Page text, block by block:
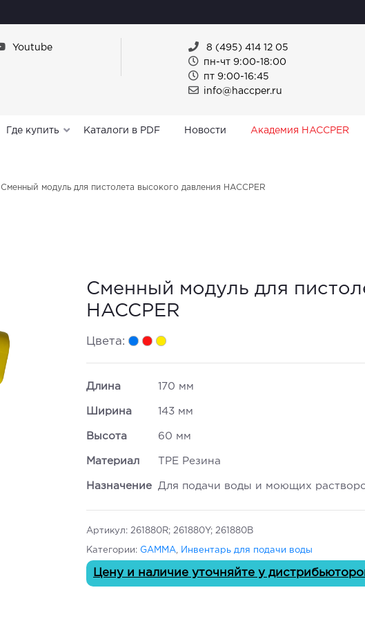
Youtube
8 (495) 414 12 05
пн-чт 9:00-18:00
пт 9:00-16:45
info@haccper.ru
Где купить Каталоги в PDF Новости Академия HACCPER
Сменный модуль для пистолета высокого давления HACCPER
Сменный модуль для
HACCPER
Цвета:
Длина 170 мм
Ширина 143 мм
Высота 60 мм
Материал TPE Резина
Назначение Для подачи воды и моющих
Артикул: 261880R; 261880Y; 261880B
Категории: GAMMA Инвентарь для подачи воды
Цену и наличие уточняйте у